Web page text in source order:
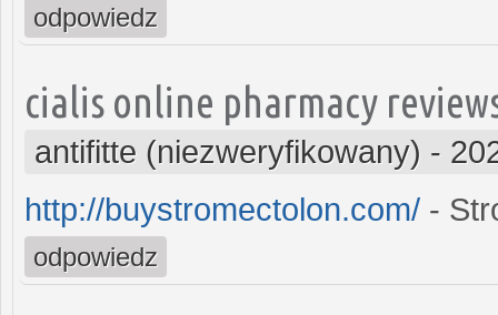
odpowiedz
cialis online pharmacy
antifitte (niezweryfikowany) -
http://buystromectolon.com/ -
odpowiedz